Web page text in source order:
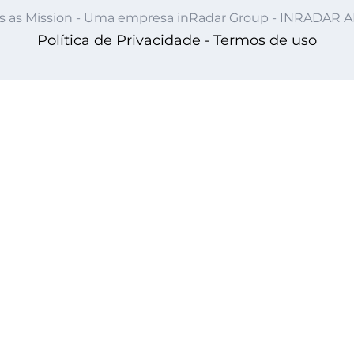
as Mission - Uma empresa inRadar Group - INRADAR
Política de Privacidade - Termos de uso